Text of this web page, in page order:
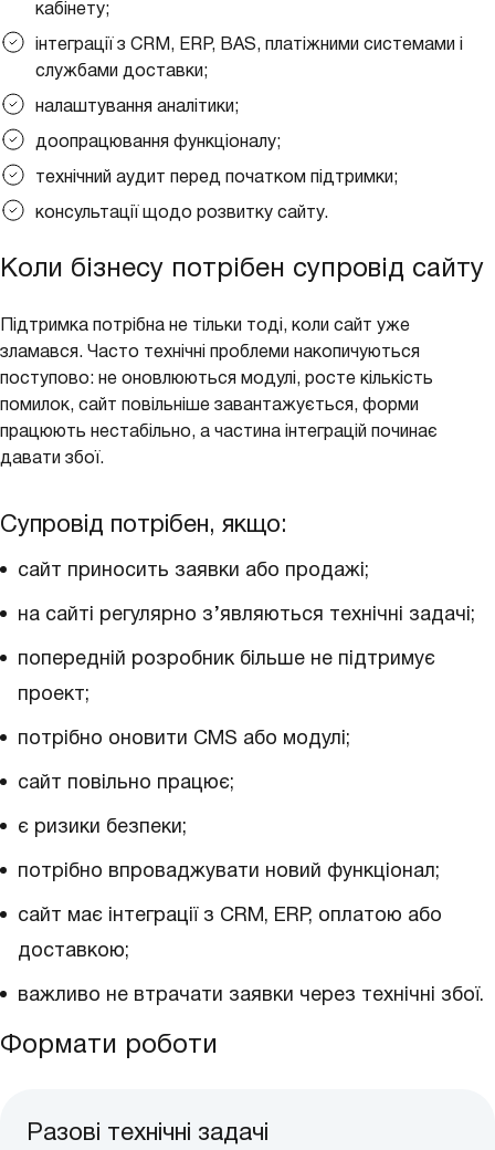
кабінету;
інтеграції з CRM, ERP, BAS, платіжними системами і
службами доставки;
налаштування аналітики;
доопрацювання функціоналу;
технічний аудит перед початком підтримки;
консультації щодо розвитку сайту.
Коли бізнесу потрібен супровід сайту
Підтримка потрібна не тільки тоді, коли сайт уже
зламався. Часто технічні проблеми накопичуються
поступово: не оновлюються модулі, росте кількість
помилок, сайт повільніше завантажується, форми
працюють нестабільно, а частина інтеграцій починає
давати збої.
Супровід потрібен, якщо:
сайт приносить заявки або продажі;
на сайті регулярно з’являються технічні задачі;
попередній розробник більше не підтримує
проект;
потрібно оновити CMS або модулі;
сайт повільно працює;
є ризики безпеки;
потрібно впроваджувати новий функціонал;
сайт має інтеграції з CRM, ERP, оплатою або
доставкою;
важливо не втрачати заявки через технічні збої.
Формати роботи
Разові технічні задачі